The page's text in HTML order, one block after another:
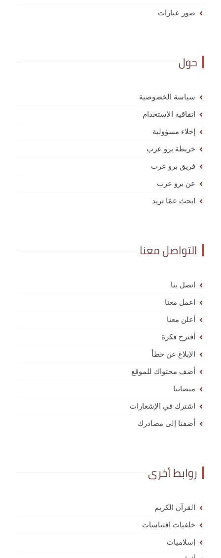
صور عبارات
حول
سياسة الخصوصية
اتفاقية الاستخدام
إخلاء مسؤولية
خريطة برو عرب
فريق برو عرب
عن برو عرب
ابحث عمّا تريد
التواصل معنا
اتصل بنا
اعمل معنا
أعلن معنا
أقترح فكرة
الإبلاغ عن خطأ
أضف محتواك للموقع
منصاتنا
اشترك في الإشعارات
أضفنا إلى مصادرك
روابط أخرى
القرآن الكريم
خلفيات اقتباسات
إسلاميات